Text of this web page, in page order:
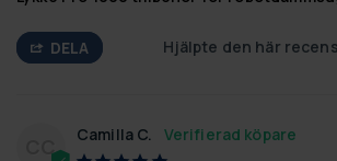
DELA Hjälpte den här
CC Camilla C.